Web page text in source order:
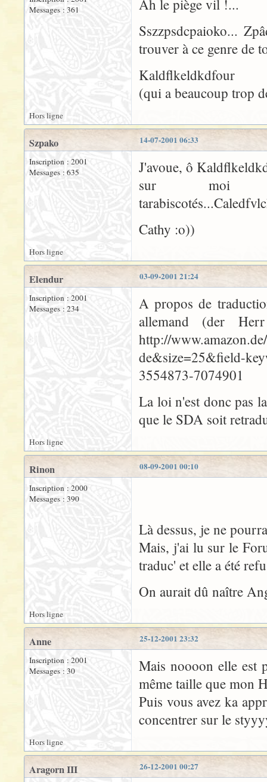
Messages : 361
Ah le piège vil !...
Sszzpsdcpaioko...
trouver à ce genre de
Kaldflkeldkdfour
(qui a beaucoup trop
Hors ligne
14-07-2001 06:33
Szpako
Inscription : 2001
Messages : 635
J'avoue, ô
sur moi
Cathy :o))
Hors ligne
03-09-2001 21:24
Elendur
Inscription : 2001
Messages : 234
A propos de
allemand (der
http://
de&size=25&field-
3554873-7074901
La loi n'est donc pas
que le SDA soit
Hors ligne
08-09-2001 00:10
Rinon
Inscription : 2000
Messages : 390
Là dessus, je ne
Mais, j'ai lu sur le
traduc' et elle a été
On aurait dû naître
Hors ligne
25-12-2001 23:32
Anne
Inscription : 2001
Messages : 30
Mais noooon elle est
même taille que mon
Puis vous avez ka
concentrer sur le
Hors ligne
26-12-2001 00:27
Aragorn III